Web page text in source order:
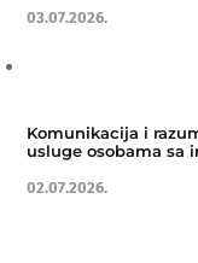
03.07.2026.
Komunikacija i
usluge osobama sa
02.07.2026.